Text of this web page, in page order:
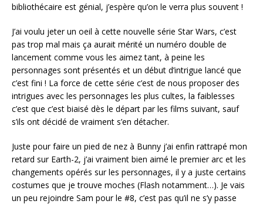
bibliothécaire est génial, j’espère qu’on le verra plus souvent !
J’ai voulu jeter un oeil à cette nouvelle série Star Wars, c’est
pas trop mal mais ça aurait mérité un numéro double de
lancement comme vous les aimez tant, à peine les
personnages sont présentés et un début d’intrigue lancé que
c’est fini ! La force de cette série c’est de nous proposer des
intrigues avec les personnages les plus cultes, la faiblesses
c’est que c’est biaisé dès le départ par les films suivant, sauf
s’ils ont décidé de vraiment s’en détacher.
Juste pour faire un pied de nez à Bunny j’ai enfin rattrapé mon
retard sur Earth-2, j’ai vraiment bien aimé le premier arc et les
changements opérés sur les personnages, il y a juste certains
costumes que je trouve moches (Flash notamment…). Je vais
un peu rejoindre Sam pour le #8, c’est pas qu’il ne s’y passe